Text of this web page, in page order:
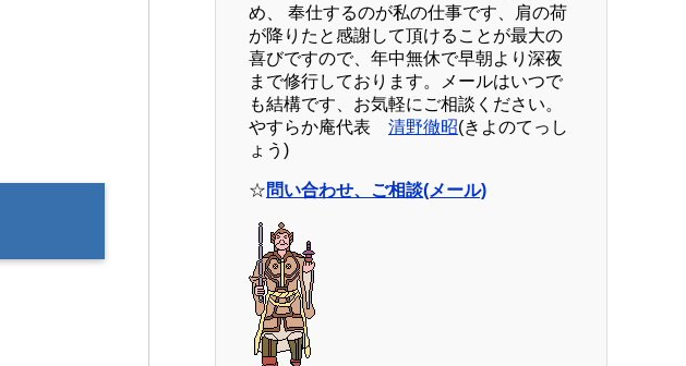
め、 奉仕するのが私の仕事です、肩の荷
が降りたと感謝して頂けることが最大の
喜びですので、年中無休で早朝より深夜
まで修行しております。メールはいつで
も結構です、お気軽にご相談ください。
やすらか庵代表 清野徹昭(きよのてっし
ょう)
☆問い合わせ、ご相談(メール)